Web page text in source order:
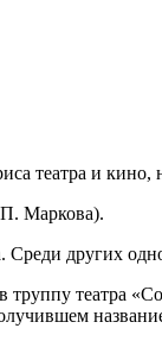
театра и
Маркова).
Среди других
театра